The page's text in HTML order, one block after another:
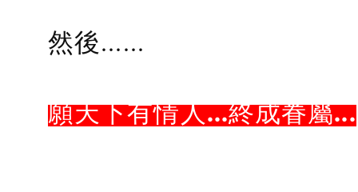
然後......
願天下有情人...終成眷屬...